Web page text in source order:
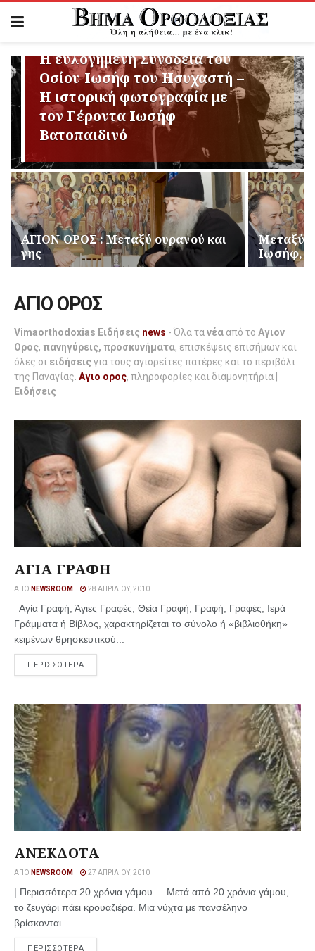
Η ευλογημένη Συνοδεία του
Οσίου Ιωσήφ του Ησυχαστή –
Η ιστορική φωτογραφία με
τον Γέροντα Ιωσήφ
Βατοπαιδινό
ΑΓΙΟΝ ΟΡΟΣ : Μεταξύ ουρανού και
γης
Μεταξύ
Ιωσήφ,
ΑΓΙΟ ΟΡΟΣ
Vimaorthodoxias Ειδήσεις news - Όλα τα νέα από το Αγιον
Ορος, πανηγύρεις, προσκυνήματα, επισκέψεις επισήμων και
όλες οι ειδήσειςγια τους αγιορείτες πατέρες και το περιβόλι
της Παναγίας. Αγιο ορος, πληροφορίες και διαμονητήρια |
Ειδήσεις
ΑΓΙΑ ΓΡΑΦΗ
ΑΠΌ NEWSROOM 28 ΑΠΡΙΛΊΟΥ, 2010
Αγία Γραφή, Άγιες Γραφές, Θεία Γραφή, Γραφή, Γραφές, Iερά
Γράμματα ή Βίβλος, χαρακτηρίζεται το σύνολο ή «βιβλιοθήκη»
κειμένων θρησκευτικού...
ΠΕΡΙΣΣΟΤΕΡΑ
ΑΝΕΚΔΟΤΑ
ΑΠΌ NEWSROOM 27 ΑΠΡΙΛΊΟΥ, 2010
| Περισσότερα 20 χρόνια γάμου Μετά από 20 χρόνια γάμου,
το ζευγάρι πάει κρουαζιέρα. Μια νύχτα με πανσέληνο
βρίσκονται...
ΠΕΡΙΣΣΟΤΕΡΑ